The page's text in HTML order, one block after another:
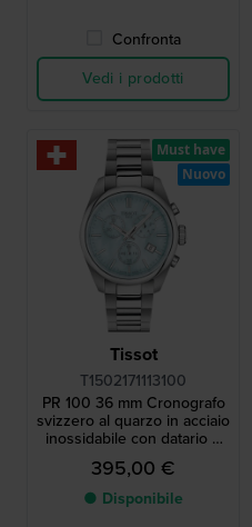
Confronta
Vedi i prodotti
Tissot
T1502171113100
PR 100 36 mm Cronografo
svizzero al quarzo in acciaio
inossidabile con datario e
quadrante in madreperla
blu
395,00 €
● Disponibile
Must have
Nuovo